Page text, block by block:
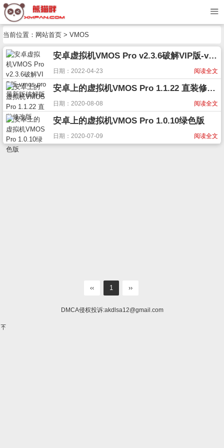
当前位置： 网站首页 > VMOS
安卓虚拟机VMOS Pro v2.3.6破解VIP版-vmos pro最新版破解版
阅读全文
日期：2022-04-23
安卓上的虚拟机VMOS Pro 1.1.22 直装修改版
阅读全文
日期：2020-08-08
安卓上的虚拟机VMOS Pro 1.0.10绿色版
阅读全文
日期：2020-07-09
‹‹ 1 ››
DMCA侵权投诉:akdlsa12@gmail.com